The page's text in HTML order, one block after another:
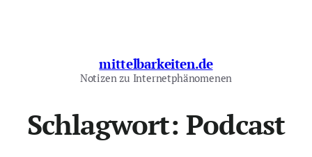
mittelbarkeiten.de
Notizen zu Internetphänomenen
Schlagwort:Podcast